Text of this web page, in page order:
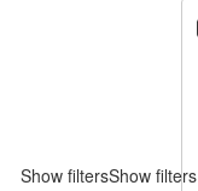
Show filtersShow filters